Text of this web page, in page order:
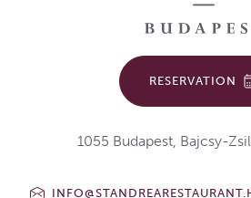
RESERVATION
1055 Budapest, Bajcsy-